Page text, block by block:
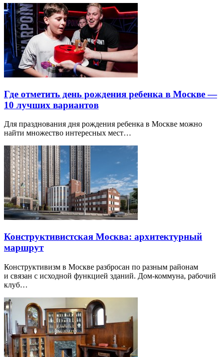
Где отметить день рождения ребенка в Москве —
10 лучших вариантов
Для празднования дня рождения ребенка в Москве можно
найти множество интересных мест…
Конструктивистская Москва: архитектурный
маршрут
Конструктивизм в Москве разбросан по разным районам
и связан с исходной функцией зданий. Дом-коммуна, рабочий
клуб…